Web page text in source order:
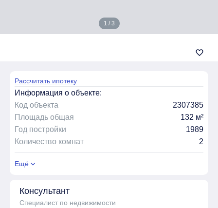
1 / 3
favorite_border
Рассчитать ипотеку
Информация о объекте:
Код объекта
2307385
Площадь общая
132 м²
Год постройки
1989
Количество комнат
2
Ещё
Консультант
Специалист по недвижимости